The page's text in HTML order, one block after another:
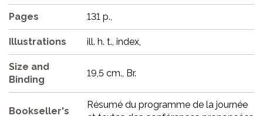
Pages 131 p.,
Illustrations ill. h. t., index,
Size and
Binding
19,5 cm., Br.
Bookseller's
Résumé du programme de la journée